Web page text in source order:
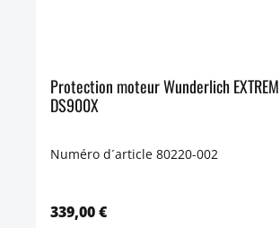
Protection moteur Wunderlich
DS900X
Numéro d´article 80220-002
339,00 €